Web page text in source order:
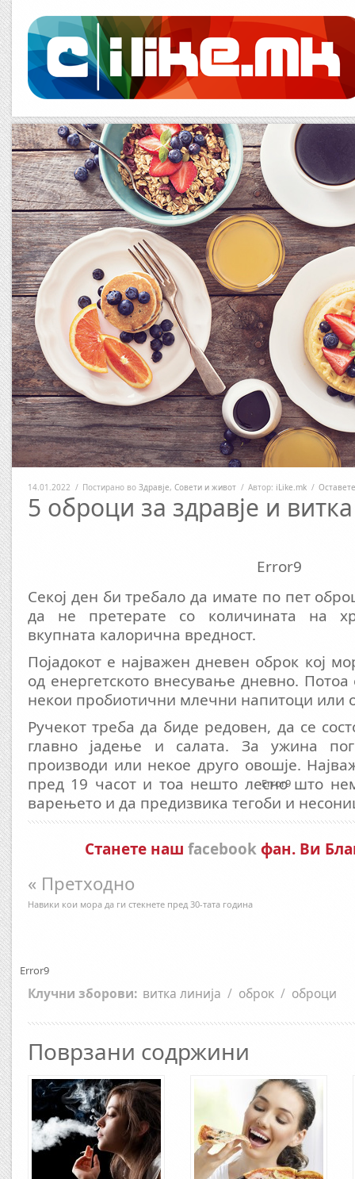
14.01.2022 / Постирано во Здравје, Совети и живот / Автор: iLike.mk /
5 оброци за здравје и
Error9
Секој ден би требало да имате по пет
да не претерате со количината на
вкупната калорична вредност.
Појадокот е најважен дневен оброк кој
од енергетското внесување дневно.
некои пробиотични млечни напитоци или
Ручекот треба да биде редовен, да се
главно јадење и салата. За ужина
производи или некое друго овошје.
пред 19 часот и тоа нешто лесно што
варењето и да предизвика тегоби и
Станете наш facebookфан. Ви
« Претходно
Навики кои мора да ги стекнете пред 30-тата година
Error9
Error9
Клучни зборови: витка линија / оброк / оброци
Поврзани содржини